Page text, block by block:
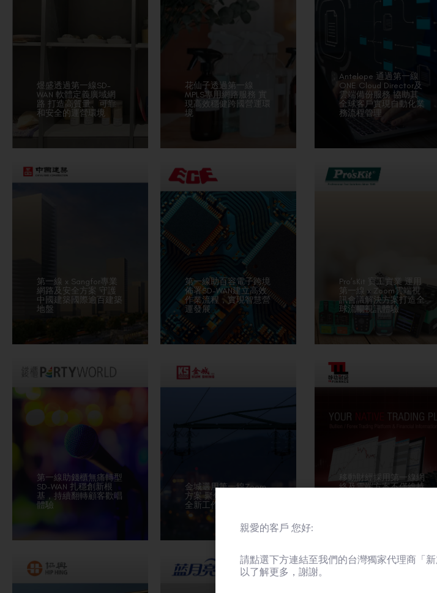
煜盛透過第一線SD-
WAN 軟體定義廣域網
路 打造高質量、可靠
和安全的運營環境
花仙子透過第一線
MPLS專用網路服務 實
現高效穩健跨國營運環
境
Antelope 通過第一線
ONE Cloud Director及
雲端備份服務 協助其
全球客戶實現自動化業
務流程管理
第一線 x Sangfor專業
網路及安全方案 守護
中國建築國際逾百建築
地盤
第一線助百容電子跨境
佈署SD-WAN建立高效
作業流程，實現智慧營
運發展
Pro’sKit 寶工實業 運用
第一線 x Zoom雲端視
訊會議解決方案打造全
球流暢視訊體驗
第一線助錢櫃無痛轉型
SD-WAN 扎穩創新根
基，持續翻轉顧客歡唱
體驗
金城選用第一線Zoom
方案 聚焦後疫情時代
全新工作模式
移動財經採用第一線網
絡及雲端方案不僅維持
親愛的客戶 您好:
請點選下方連結至我們的台灣獨家代理商「
以了解更多，謝謝。